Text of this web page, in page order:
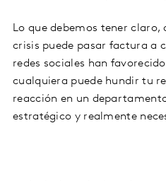
Lo que debemos tener claro,
crisis puede pasar factura a
redes sociales han
cualquiera puede hundir tu
reacción en un
estratégico y realmente